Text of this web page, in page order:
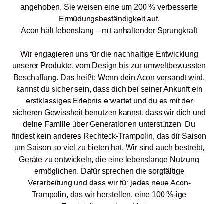
angehoben. Sie weisen eine um 200 % verbesserte
Ermüdungsbeständigkeit auf.
Acon hält lebenslang – mit anhaltender Sprungkraft
Wir engagieren uns für die nachhaltige Entwicklung
unserer Produkte, vom Design bis zur umweltbewussten
Beschaffung. Das heißt: Wenn dein Acon versandt wird,
kannst du sicher sein, dass dich bei seiner Ankunft ein
erstklassiges Erlebnis erwartet und du es mit der
sicheren Gewissheit benutzen kannst, dass wir dich und
deine Familie über Generationen unterstützen. Du
findest kein anderes Rechteck-Trampolin, das dir Saison
um Saison so viel zu bieten hat. Wir sind auch bestrebt,
Geräte zu entwickeln, die eine lebenslange Nutzung
ermöglichen. Dafür sprechen die sorgfältige
Verarbeitung und dass wir für jedes neue Acon-
Trampolin, das wir herstellen, eine 100 %-ige